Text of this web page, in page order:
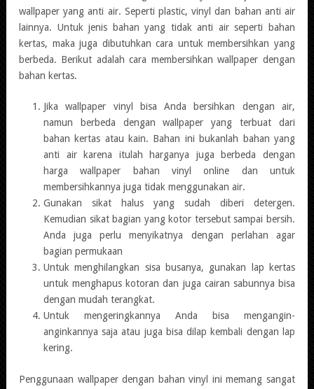
wallpaper yang anti air. Seperti plastic, vinyl dan bahan anti air
lainnya. Untuk jenis bahan yang tidak anti air seperti bahan
kertas, maka juga dibutuhkan cara untuk membersihkan yang
berbeda. Berikut adalah cara membersihkan wallpaper dengan
bahan kertas.
Jika wallpaper vinyl bisa Anda bersihkan dengan air,
namun berbeda dengan wallpaper yang terbuat dari
bahan kertas atau kain. Bahan ini bukanlah bahan yang
anti air karena itulah harganya juga berbeda dengan
harga wallpaper bahan vinyl online dan untuk
membersihkannya juga tidak menggunakan air.
Gunakan sikat halus yang sudah diberi detergen.
Kemudian sikat bagian yang kotor tersebut sampai bersih.
Anda juga perlu menyikatnya dengan perlahan agar
bagian permukaan
Untuk menghilangkan sisa busanya, gunakan lap kertas
untuk menghapus kotoran dan juga cairan sabunnya bisa
dengan mudah terangkat.
Untuk mengeringkannya Anda bisa mengangin-
anginkannya saja atau juga bisa dilap kembali dengan lap
kering.
Penggunaan wallpaper dengan bahan vinyl ini memang sangat